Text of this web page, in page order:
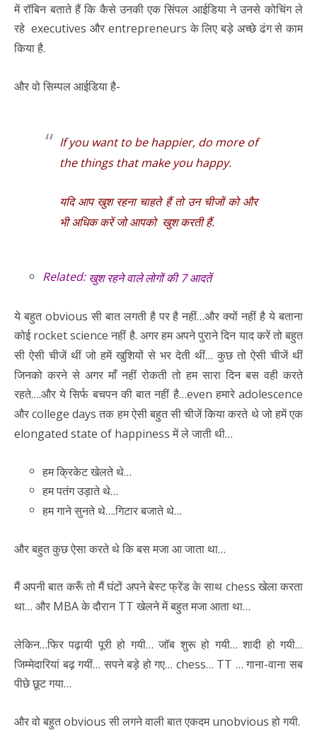
में रॉबिन बताते हैं कि कैसे उनकी एक सिंपल आईडिया ने उनसे कोचिंग ले
रहे executives और entrepreneurs के लिए बड़े अच्छे ढंग से काम
किया है.
और वो सिम्पल आईडिया है-
If you want to be happier, do more of
the things that make you happy.
यदि आप खुश रहना चाहते हैं तो उन चीजों को और
भी अधिक करें जो आपको खुश करती हैं.
Related: खुश रहने वाले लोगों की 7 आदतें
ये बहुत obvious सी बात लगती है पर है नहीं…और क्यों नहीं है ये बताना
कोई rocket science नहीं है. अगर हम अपने पुराने दिन याद करें तो बहुत
सी ऐसी चीजें थीं जो हमें खुशियों से भर देती थीं… कुछ तो ऐसी चीजें थीं
जिनको करने से अगर माँ नहीं रोकती तो हम सारा दिन बस वही करते
रहते….और ये सिर्फ बचपन की बात नहीं है…even हमारे adolescence
और college days तक हम ऐसी बहुत सी चीजें किया करते थे जो हमें एक
elongated state of happiness में ले जाती थी…
हम क्रिकेट खेलते थे…
हम पतंग उड़ाते थे…
हम गाने सुनते थे….गिटार बजाते थे…
और बहुत कुछ ऐसा करते थे कि बस मजा आ जाता था…
मैं अपनी बात करूँ तो मैं घंटों अपने बेस्ट फ्रेंड के साथ chess खेला करता
था… और MBA के दौरान TT खेलने में बहुत मजा आता था…
लेकिन…फिर पढ़ायी पूरी हो गयी… जॉब शुरू हो गयी… शादी हो गयी…
जिम्मेदारियां बढ़ गयीं… सपने बड़े हो गए… chess… TT … गाना-वाना सब
पीछे छूट गया…
और वो बहुत obvious सी लगने वाली बात एकदम unobvious हो गयी.